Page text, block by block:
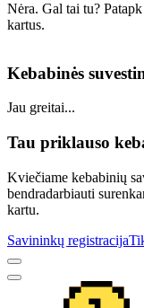
Nėra. Gal tai tu?
kartus.
Kebabinės
Jau greitai...
Tau priklauso
Kviečiame kebabinių
bendradarbiauti
kartu.
Savininkų registracija